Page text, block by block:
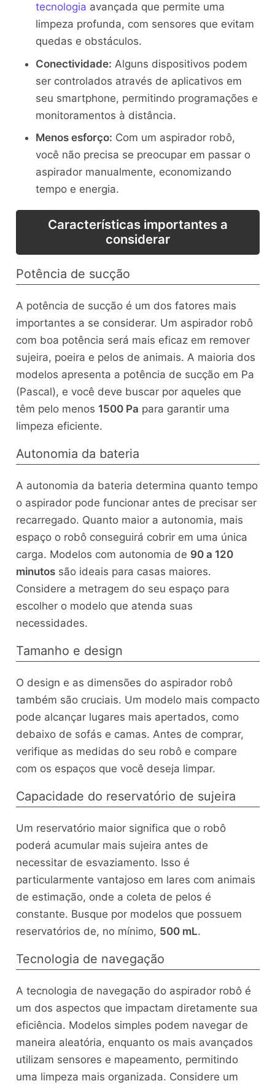
tecnologia avançada que permite uma
limpeza profunda, com sensores que evitam
quedas e obstáculos.
Conectividade: Alguns dispositivos podem
ser controlados através de aplicativos em
seu smartphone, permitindo programações e
monitoramentos à distância.
Menos esforço: Com um aspirador robô,
você não precisa se preocupar em passar o
aspirador manualmente, economizando
tempo e energia.
Características importantes a
considerar
Potência de sucção
A potência de sucção é um dos fatores mais
importantes a se considerar. Um aspirador robô
com boa potência será mais eficaz em remover
sujeira, poeira e pelos de animais. A maioria dos
modelos apresenta a potência de sucção em Pa
(Pascal), e você deve buscar por aqueles que
têm pelo menos 1500 Pa para garantir uma
limpeza eficiente.
Autonomia da bateria
A autonomia da bateria determina quanto tempo
o aspirador pode funcionar antes de precisar ser
recarregado. Quanto maior a autonomia, mais
espaço o robô conseguirá cobrir em uma única
carga. Modelos com autonomia de 90 a 120
minutossão ideais para casas maiores.
Considere a metragem do seu espaço para
escolher o modelo que atenda suas
necessidades.
Tamanho e design
O design e as dimensões do aspirador robô
também são cruciais. Um modelo mais compacto
pode alcançar lugares mais apertados, como
debaixo de sofás e camas. Antes de comprar,
verifique as medidas do seu robô e compare
com os espaços que você deseja limpar.
Capacidade do reservatório de sujeira
Um reservatório maior significa que o robô
poderá acumular mais sujeira antes de
necessitar de esvaziamento. Isso é
particularmente vantajoso em lares com animais
de estimação, onde a coleta de pelos é
constante. Busque por modelos que possuem
reservatórios de, no mínimo, 500 mL.
Tecnologia de navegação
A tecnologia de navegação do aspirador robô é
um dos aspectos que impactam diretamente sua
eficiência. Modelos simples podem navegar de
maneira aleatória, enquanto os mais avançados
utilizam sensores e mapeamento, permitindo
uma limpeza mais organizada. Considere um